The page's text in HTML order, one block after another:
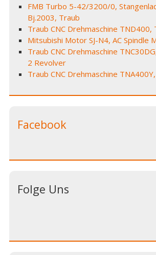
FMB Turbo 5-42/3200/0,
Bj.2003, Traub
Traub CNC Drehmaschine TND400,
Mitsubishi Motor SJ-N4, AC Spindle
Traub CNC Drehmaschine
2 Revolver
Traub CNC Drehmaschine
Facebook
Folge Uns